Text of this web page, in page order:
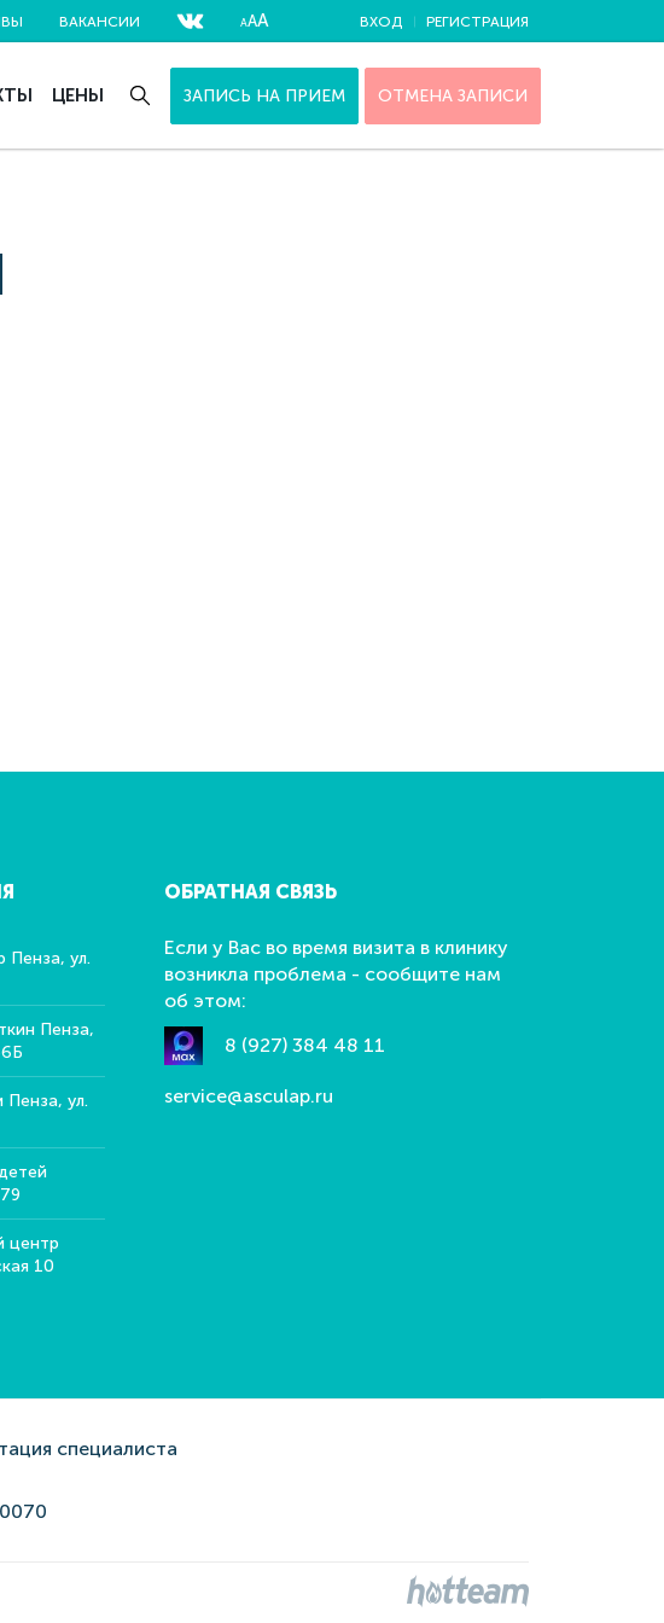
ЦЕНЫ ЗАПИСЬ НА ПРИЕМ ОТМЕНА ЗАПИСИ
ВХОД РЕГИСТРАЦИЯ
ВАКАНСИИ ААА
Пенза, ул.
Пенза,
Пенза, ул.
центр
10
ОБРАТНАЯ СВЯЗЬ
Если у Вас во время визита в клинику
возникла проблема - сообщите нам
об этом:
8 (927) 384 48 11
service@asculap.ru
специалиста